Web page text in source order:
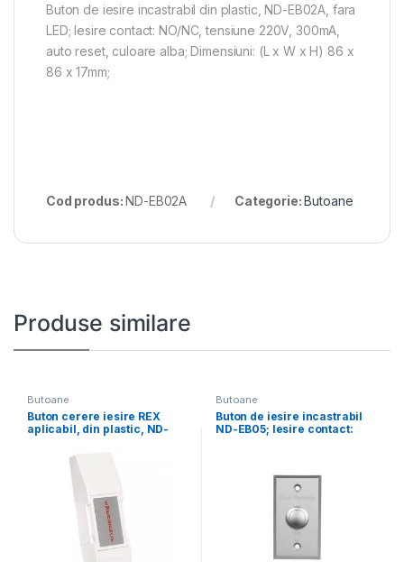
Buton de iesire incastrabil din plastic, ND-EB02A, fara
LED; Iesire contact: NO/NC, tensiune 220V, 300mA,
auto reset, culoare alba; Dimensiuni: (L x W x H) 86 x
86 x 17mm;
Cod produs:ND-EB02A Categorie:Butoane
Produse similare
Butoane
Buton cerere iesire REX
aplicabil, din plastic, ND-
Butoane
Buton de iesire incastrabil
ND-EB05; Iesire contact: